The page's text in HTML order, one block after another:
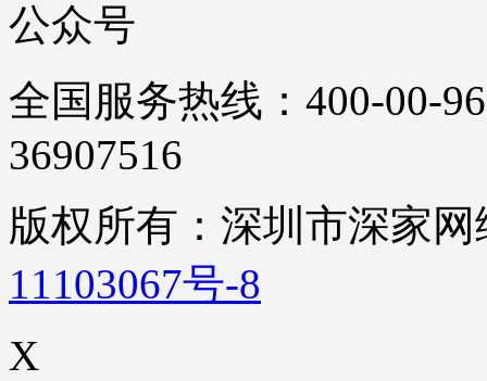
公众号
全国服务热线：400-00-
36907516
版权所有：深圳市深家
11103067号-8
X